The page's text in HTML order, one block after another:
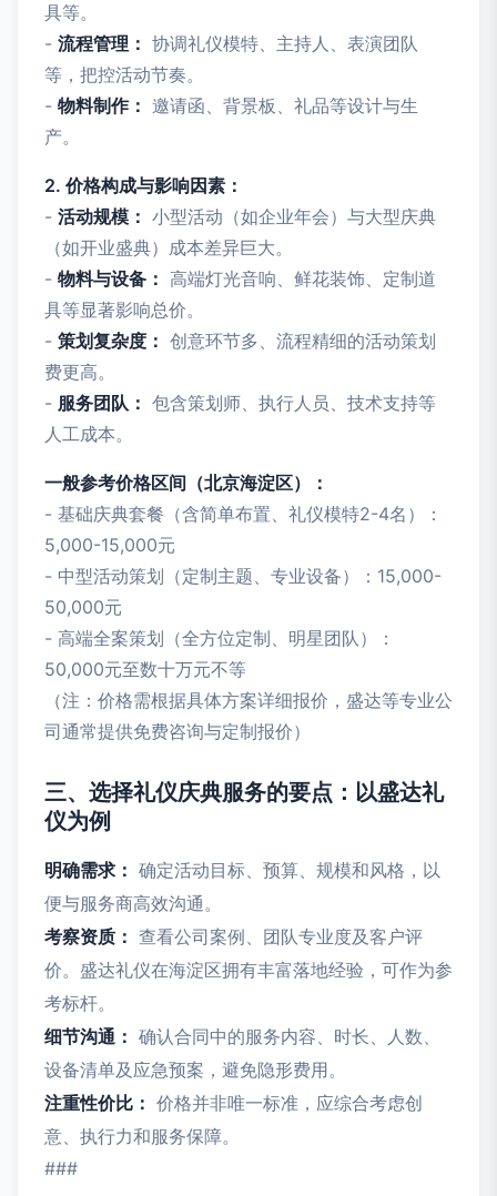
具等。
- 流程管理： 协调礼仪模特、主持人、表演团队
等，把控活动节奏。
- 物料制作： 邀请函、背景板、礼品等设计与生
产。
2. 价格构成与影响因素：
- 活动规模： 小型活动（如企业年会）与大型庆典
（如开业盛典）成本差异巨大。
- 物料与设备： 高端灯光音响、鲜花装饰、定制道
具等显著影响总价。
- 策划复杂度： 创意环节多、流程精细的活动策划
费更高。
- 服务团队： 包含策划师、执行人员、技术支持等
人工成本。
一般参考价格区间（北京海淀区）：
- 基础庆典套餐（含简单布置、礼仪模特2-4名）：
5,000-15,000元
- 中型活动策划（定制主题、专业设备）：15,000-
50,000元
- 高端全案策划（全方位定制、明星团队）：
50,000元至数十万元不等
（注：价格需根据具体方案详细报价，盛达等专业公
司通常提供免费咨询与定制报价）
三、选择礼仪庆典服务的要点：以盛达礼
仪为例
明确需求： 确定活动目标、预算、规模和风格，以
便与服务商高效沟通。
考察资质： 查看公司案例、团队专业度及客户评
价。盛达礼仪在海淀区拥有丰富落地经验，可作为参
考标杆。
细节沟通： 确认合同中的服务内容、时长、人数、
设备清单及应急预案，避免隐形费用。
注重性价比： 价格并非唯一标准，应综合考虑创
意、执行力和服务保障。
###